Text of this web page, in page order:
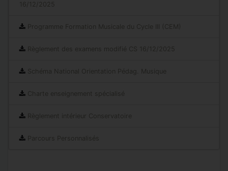
16/12/2025
Programme Formation Musicale du Cycle III (CEM)
Règlement des examens modifié CS 16/12/2025
Schéma National Orientation Pédag. Musique
Charte enseignement spécialisé
Règlement intérieur Conservatoire
Parcours Personnalisés